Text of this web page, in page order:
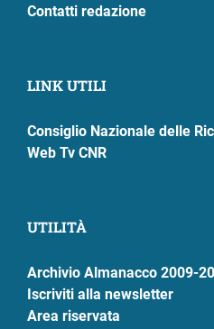
Contatti redazione
LINK UTILI
Consiglio Nazionale delle
Web Tv CNR
UTILITÀ
Archivio Almanacco 2009-
Iscriviti alla newsletter
Area riservata